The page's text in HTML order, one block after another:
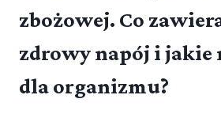
zbożowej. Co
zdrowy napój i jakie
dla organizmu?